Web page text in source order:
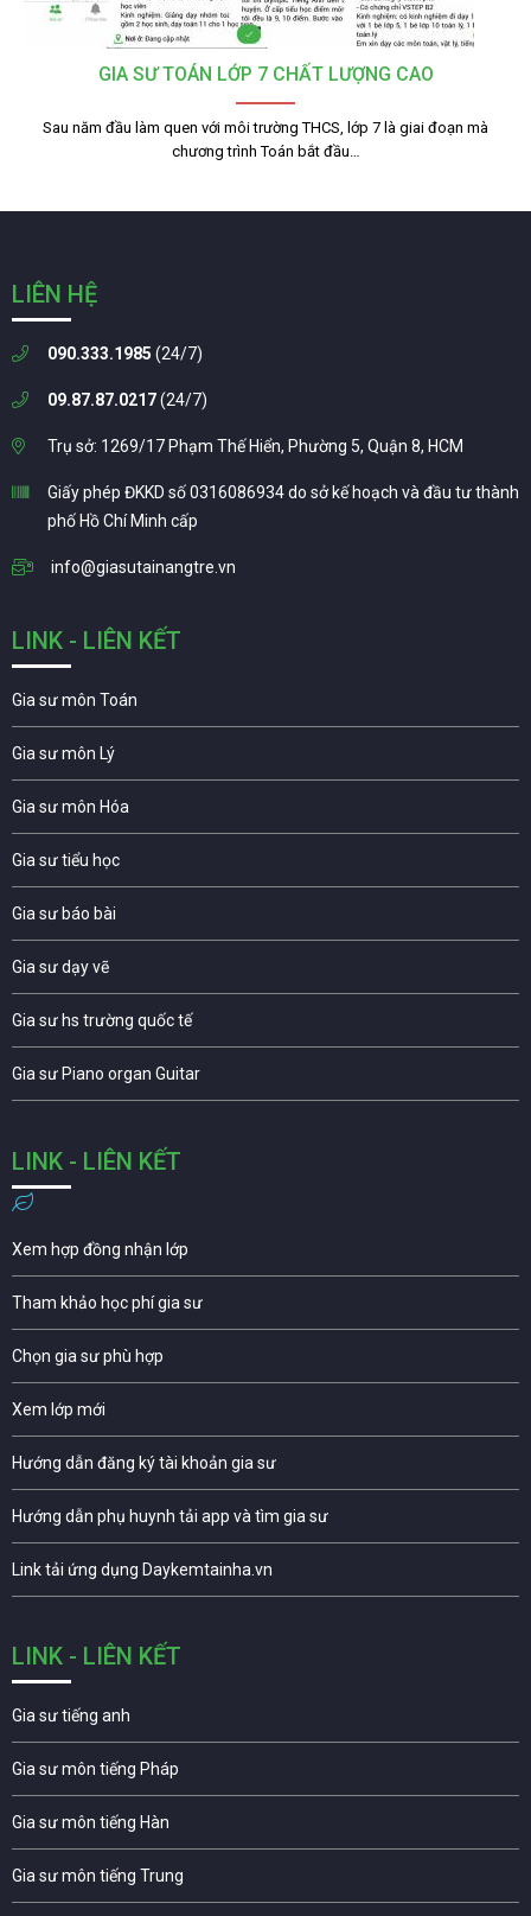
GIA SƯ TOÁN LỚP 7 CHẤT LƯỢNG CAO
Sau năm đầu làm quen với môi trường THCS, lớp 7 là giai đoạn mà
chương trình Toán bắt đầu…
LIÊN HỆ
090.333.1985 (24/7)
09.87.87.0217(24/7)
Trụ sở: 1269/17 Phạm Thế Hiển, Phường 5, Quận 8, HCM
Giấy phép ĐKKD số 0316086934 do sở kế hoạch và đầu tư thành
phố Hồ Chí Minh cấp
info@giasutainangtre.vn
LINK - LIÊN KẾT
Gia sư môn Toán
Gia sư môn Lý
Gia sư môn Hóa
Gia sư tiểu học
Gia sư báo bài
Gia sư dạy vẽ
Gia sư hs trường quốc tế
Gia sư Piano organ Guitar
LINK - LIÊN KẾT
Xem hợp đồng nhận lớp
Tham khảo học phí gia sư
Chọn gia sư phù hợp
Xem lớp mới
Hướng dẫn đăng ký tài khoản gia sư
Hướng dẫn phụ huynh tải app và tìm gia sư
Link tải ứng dụng Daykemtainha.vn
LINK - LIÊN KẾT
Gia sư tiếng anh
Gia sư môn tiếng Pháp
Gia sư môn tiếng Hàn
Gia sư môn tiếng Trung